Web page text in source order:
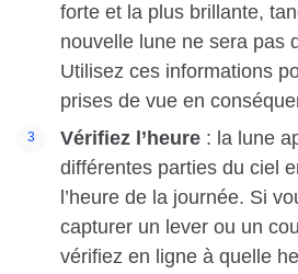
forte et la plus brillante,
nouvelle lune ne sera pas
Utilisez ces informations
prises de vue en
Vérifiez l’heure : la lune
différentes parties du ciel
l’heure de la journée. Si
capturer un lever ou un
vérifiez en ligne à quelle